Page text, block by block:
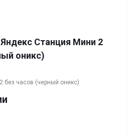
Станция Мини 2
оникс)
без часов (черный оникс)